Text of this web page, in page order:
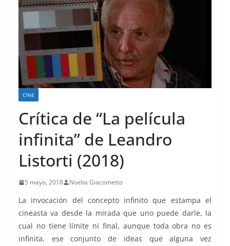
CINE
Crítica de “La película
infinita” de Leandro
Listorti (2018)
5 mayo, 2018 Noelia Giacometto
La invocación del concepto infinito que estampa el
cineasta va desde la mirada que uno puede darle, la
cual no tiene límite ni final, aunque toda obra no es
infinita, ese conjunto de ideas que alguna vez